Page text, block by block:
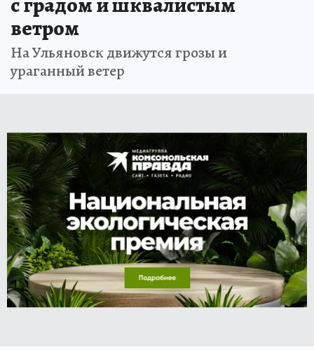
ветром
На Ульяновск движутся грозы и
ураганный ветер